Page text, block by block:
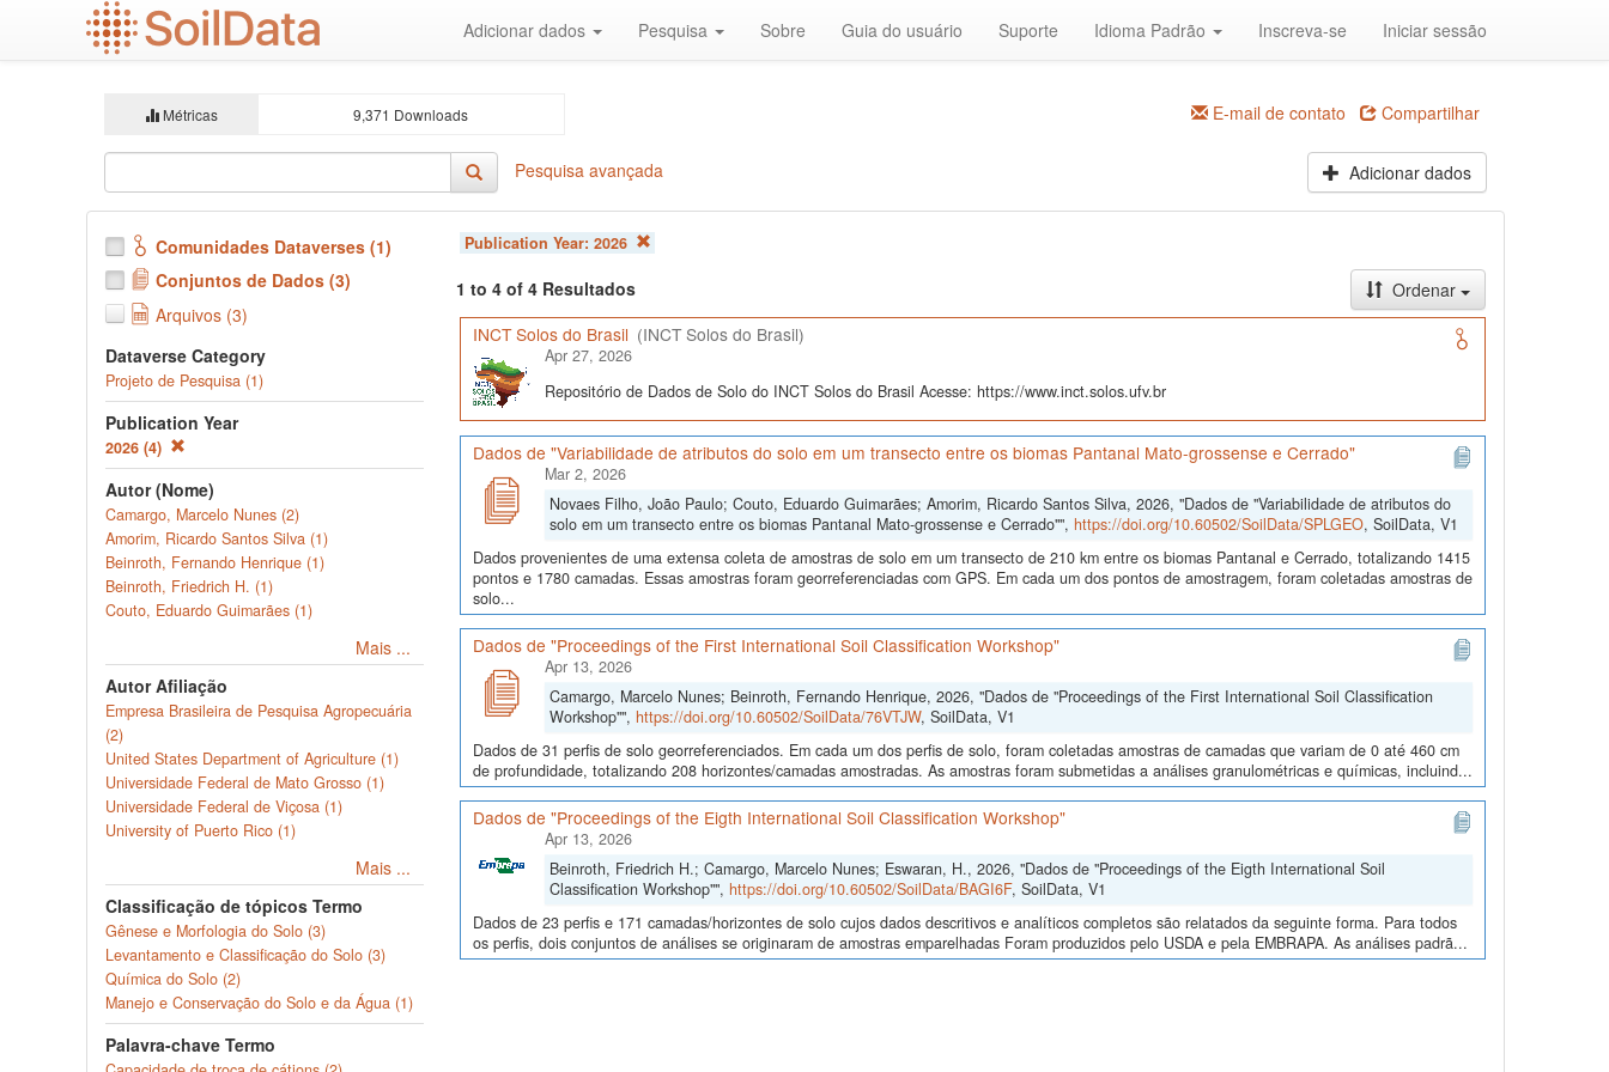
Adicionar dados Pesquisa Sobre Guia do usuário Suporte Idioma Padrão Inscreva-se Iniciar sessão
Métricas 9,371 Downloads E-mail de contato Compartilhar
Pesquisa avançada Adicionar dados
Comunidades Dataverses (1)
Conjuntos de Dados (3)
Arquivos (3)
Dataverse Category
Projeto de Pesquisa (1)
Publication Year
2026 (4)
Autor (Nome)
Camargo, Marcelo Nunes (2)
Amorim, Ricardo Santos Silva (1)
Beinroth, Fernando Henrique (1)
Beinroth, Friedrich H. (1)
Couto, Eduardo Guimarães (1)
Mais ...
Autor Afiliação
Empresa Brasileira de Pesquisa Agropecuária
(2)
United States Department of Agriculture (1)
Universidade Federal de Mato Grosso (1)
Universidade Federal de Viçosa (1)
University of Puerto Rico (1)
Mais ...
Classificação de tópicos Termo
Gênese e Morfologia do Solo (3)
Levantamento e Classificação do Solo (3)
Química do Solo (2)
Manejo e Conservação do Solo e da Água (1)
Palavra-chave Termo
Publication Year: 2026
1 to 4 of 4 Resultados
Ordenar
INCT Solos do Brasil (INCT Solos do Brasil)
Apr 27, 2026
Repositório de Dados de Solo do INCT Solos do Brasil Acesse: https://www.inct.solos.ufv.br
Dados de "Variabilidade de atributos do solo em um transecto entre os biomas Pantanal Mato-grossense e Cerrado"
Mar 2, 2026
Novaes Filho, João Paulo; Couto, Eduardo Guimarães; Amorim, Ricardo Santos Silva, 2026, "Dados de "Variabilidade de atributos do
solo em um transecto entre os biomas Pantanal Mato-grossense e Cerrado"", https://doi.org/10.60502/SoilData/SPLGEO, SoilData, V1
Dados provenientes de uma extensa coleta de amostras de solo em um transecto de 210 km entre os biomas Pantanal e Cerrado, totalizando 1415
pontos e 1780 camadas. Essas amostras foram georreferenciadas com GPS. Em cada um dos pontos de amostragem, foram coletadas amostras de
solo...
Dados de "Proceedings of the First International Soil Classification Workshop"
Apr 13, 2026
Camargo, Marcelo Nunes; Beinroth, Fernando Henrique, 2026, "Dados de "Proceedings of the First International Soil Classification
Workshop"", https://doi.org/10.60502/SoilData/76VTJW, SoilData, V1
Dados de 31 perfis de solo georreferenciados. Em cada um dos perfis de solo, foram coletadas amostras de camadas que variam de 0 até 460 cm
de profundidade, totalizando 208 horizontes/camadas amostradas. As amostras foram submetidas a análises granulométricas e químicas, incluind...
Dados de "Proceedings of the Eigth International Soil Classification Workshop"
Apr 13, 2026
Beinroth, Friedrich H.; Camargo, Marcelo Nunes; Eswaran, H., 2026, "Dados de "Proceedings of the Eigth International Soil
Classification Workshop"", https://doi.org/10.60502/SoilData/BAGI6F, SoilData, V1
Dados de 23 perfis e 171 camadas/horizontes de solo cujos dados descritivos e analíticos completos são relatados da seguinte forma. Para todos
os perfis, dois conjuntos de análises se originaram de amostras emparelhadas Foram produzidos pelo USDA e pela EMBRAPA. As análises padrã...